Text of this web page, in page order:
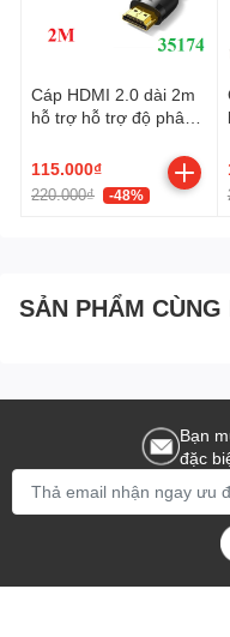
Cáp HDMI 2.0 dài 2m
hỗ trợ hỗ trợ độ phân
35174 cao cấp
115.000₫
220.000₫ -48%
SẢN PHẨM
Bạn
đặc